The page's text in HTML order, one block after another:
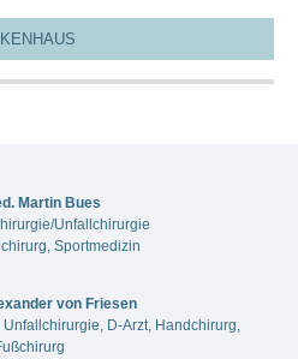
Martin Bues
Unfallchirurgie
Sportmedizin
von Friesen
D-Arzt, Handchirurg,